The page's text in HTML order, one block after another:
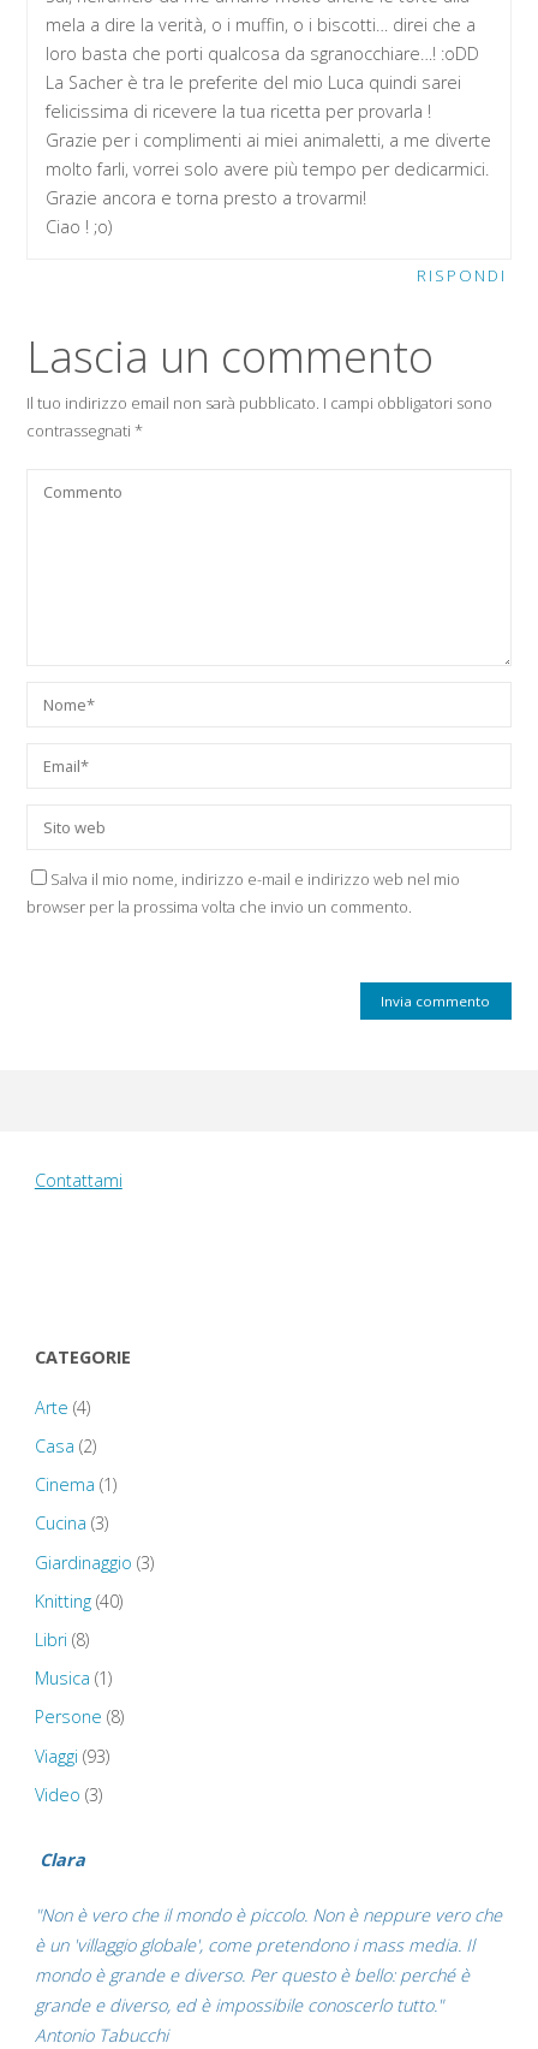
mela a dire la verità, o i muffin, o i biscotti… direi che a
loro basta che porti qualcosa da sgranocchiare…! :oDD
La Sacher è tra le preferite del mio Luca quindi sarei
felicissima di ricevere la tua ricetta per provarla !
Grazie per i complimenti ai miei animaletti, a me diverte
molto farli, vorrei solo avere più tempo per dedicarmici.
Grazie ancora e torna presto a trovarmi!
Ciao ! ;o)
RISPONDI
Lascia un commento
Il tuo indirizzo email non sarà pubblicato. I campi obbligatori sono
contrassegnati*
Salva il mio nome, indirizzo e-mail e indirizzo web nel mio
browser per la prossima volta che invio un commento.
Contattami
CATEGORIE
Arte (4)
Casa (2)
Cinema (1)
Cucina (3)
Giardinaggio (3)
Knitting(40)
Libri (8)
Musica (1)
Persone (8)
Viaggi (93)
Video (3)
Clara
"Non è vero che il mondo è piccolo. Non è neppure vero che
è un 'villaggio globale', come pretendono i mass media. Il
mondo è grande e diverso. Per questo è bello: perché è
grande e diverso, ed è impossibile conoscerlo tutto."
Antonio Tabucchi